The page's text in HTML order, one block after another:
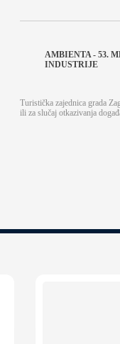
AMBIENTA - 53.
INDUSTRIJE
Turistička zajednica grada
ili za slučaj otkazivanja